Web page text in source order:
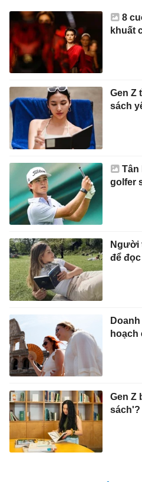
8
khuất
Gen Z
sách
Tân
golfer
Người
để
hoạch
Gen Z
sách'?